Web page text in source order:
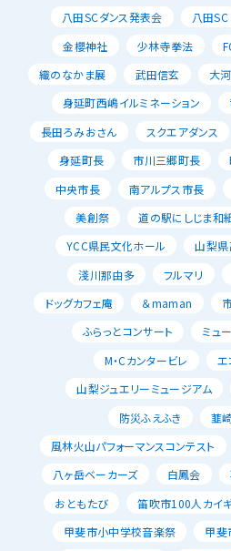
八田SCダンス発表会
八田SC
金櫻神社
少林寺拳法
織のなかま展
武田信玄 大
身延町西嶋イルミネーション
長田ろみおさん
スクエアダンス
身延町長
市川三郷町長
中央市長
南アルプス市長
美創祭
道の駅にしじま和
YCC県民文化ホール
山梨
淺川那由多
フルマリ
ドッグカフェ庵
＆maman
ふらっとコンサート
ミュ
M・Cカンタービレ
エ
山梨ジュエリーミュージアム
防災ふえふき
韮
風林火山パフォーマンスコンテスト
八ヶ岳ベーカーズ
白鳳会
おともたび
笛吹市100人カイ
甲斐市小中学校音楽祭
甲斐